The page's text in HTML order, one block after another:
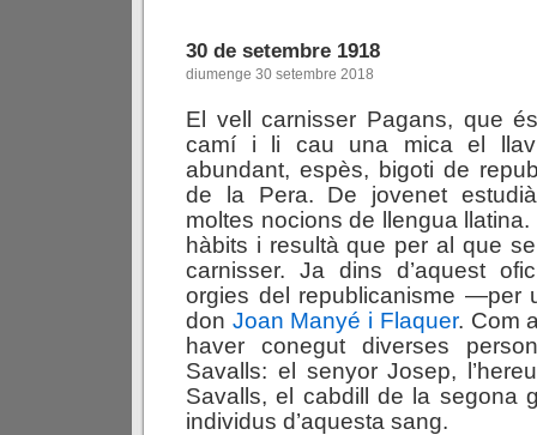
30 de setembre 1918
diumenge 30 setembre 2018
El vell carnisser Pagans, que
camí i li cau una mica el
abundant, espès, bigoti de
de la Pera. De jovenet
moltes nocions de llengua
hàbits i resultà que per al que
carnisser. Ja dins d’aquest
orgies del republicanisme —per
don Joan Manyé i Flaquer. Com
haver conegut diverses
Savalls: el senyor Josep,
Savalls, el cabdill de la segona
individus d’aquesta sang.